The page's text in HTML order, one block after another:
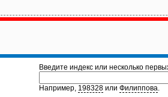
Введите индекс или несколько
Например, 198328 или Филиппова.